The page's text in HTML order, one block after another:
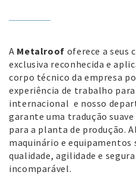
A Metalroof oferece a seus
exclusiva reconhecida e
corpo técnico da empresa
experiência de trabalho
internacional e nosso
garante uma tradução
para a planta de produção.
maquinário e equipamentos
qualidade, agilidade e
incomparável.